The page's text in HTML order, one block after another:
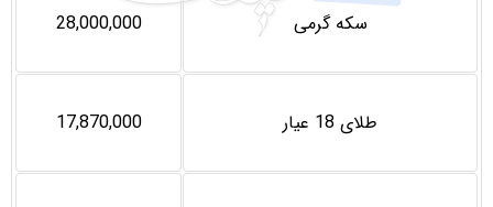
سکه گرمی 28,000,000
طلای 18 عیار 17,870,000